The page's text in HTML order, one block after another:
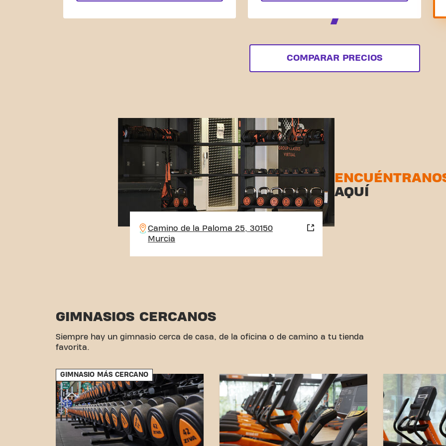
COMPARAR PRECIOS
Camino de la Paloma 25, 30150
Murcia
AQUÍ
GIMNASIOS CERCANOS
Siempre hay un gimnasio cerca de casa, de la oficina o de camino a tu tienda
favorita.
GIMNASIO MÁS CERCANO